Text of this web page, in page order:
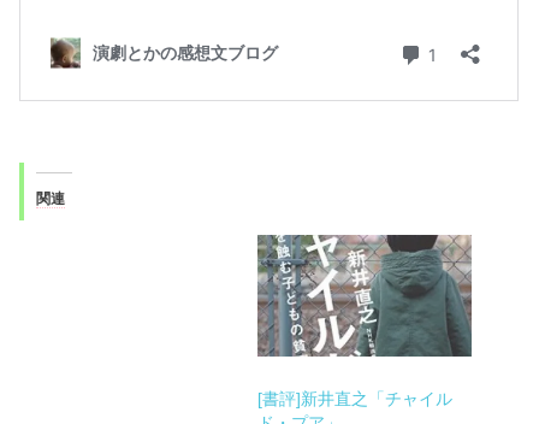
関連
[書評]新井直之「チャイル